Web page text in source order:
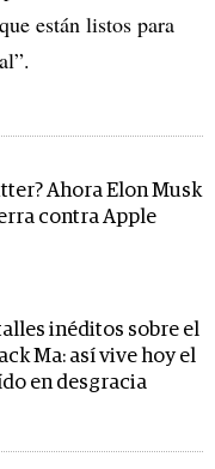
están listos para
Ahora Elon Musk
contra Apple
inéditos sobre el
Ma: así vive hoy el
en desgracia